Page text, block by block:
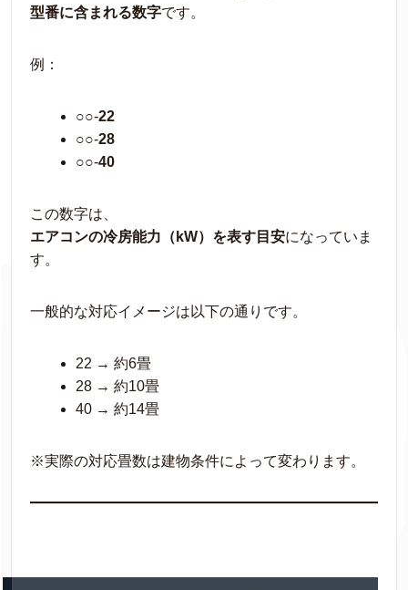
型番に含まれる数字です。
例：
○○-22
○○-28
○○-40
この数字は、
エアコンの冷房能力（kW）を表す目安になっていま
す。
一般的な対応イメージは以下の通りです。
22 → 約6畳
28 → 約10畳
40 → 約14畳
※実際の対応畳数は建物条件によって変わります。